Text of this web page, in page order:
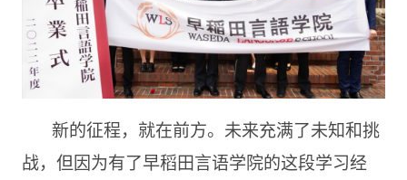
新的征程，就在前方。未来充满了未知和挑
战，但因为有了早稻田言语学院的这段学习经